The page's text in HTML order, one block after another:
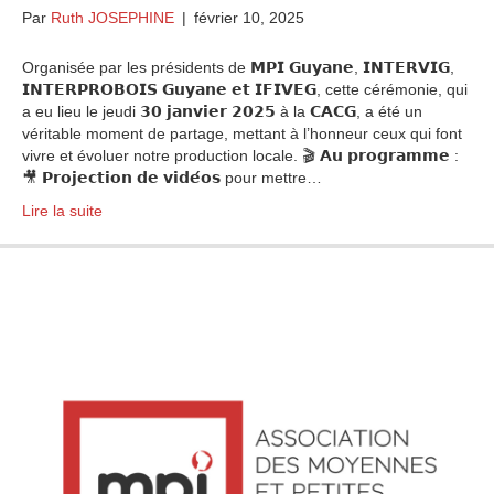
Par Ruth JOSEPHINE | février 10, 2025
Organisée par les présidents de 𝗠𝗣𝗜 𝗚𝘂𝘆𝗮𝗻𝗲, 𝗜𝗡𝗧𝗘𝗥𝗩𝗜𝗚,
𝗜𝗡𝗧𝗘𝗥𝗣𝗥𝗢𝗕𝗢𝗜𝗦 𝗚𝘂𝘆𝗮𝗻𝗲 𝗲𝘁 𝗜𝗙𝗜𝗩𝗘𝗚, cette cérémonie, qui
a eu lieu le jeudi 𝟯𝟬 𝗷𝗮𝗻𝘃𝗶𝗲𝗿 𝟮𝟬𝟮𝟱 à la 𝗖𝗔𝗖𝗚, a été un
véritable moment de partage, mettant à l’honneur ceux qui font
vivre et évoluer notre production locale. 🎬 𝗔𝘂 𝗽𝗿𝗼𝗴𝗿𝗮𝗺𝗺𝗲 :
🎥 𝗣𝗿𝗼𝗷𝗲𝗰𝘁𝗶𝗼𝗻 𝗱𝗲 𝘃𝗶𝗱𝗲́𝗼𝘀 pour mettre…
Lire la suite